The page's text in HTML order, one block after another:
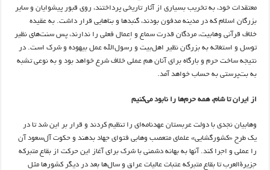
معتقدات خود، به تخریب بسیاری از آثار تاریخی پرداختند، روی قبور پیشوایان و سایر
بزرگان اسلام که در مدینه مدفون بودند، گنبدها و بناهایی قرار داشت. به عقیده
خلاف قرآنی وهابیت، مردگان قدرت سماع و اِعمال فعلی را ندارند، پس سنت‌های نظیر
توسل و استغاثه به بزرگان نظیر اهل‌بیت و رسول‌الله عمل بیهوده و شرک است. در
نتیجه ساخت حرم و بارگاه برای آنان هم عملی خلاف شرع خواهد بود و به نوعی تشبه
به بت‌پرستی به حساب خواهد آمد.
از ایران تا شام، همه حرم‌ها را نابود می‌کنیم
وهابیان نجدی با دولت عربستان عهدنامه‌ای را تنظیم کردند و قرار بر این شد تا در
یک طرح «کشورگشایی» علمای متعصب وهابی فتوای جهاد بدهند و حکوت آل‌سعود آن
را عملی و اجرا کند. آنها به بهانه دشمنی با شرک برای آغاز این حرکت از بقاع متبرکه
جزیرة‌العرب تا بقاع متبرکه عتبات عالیات عراق و سال‌ها بعد در دیگر کشورها مثل